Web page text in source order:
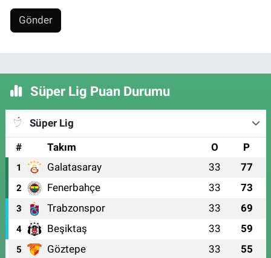
Gönder
Süper Lig Puan Durumu
Süper Lig
#
Takım O P
1 Galatasaray 33 77
2 Fenerbahçe 33 73
3 Trabzonspor 33 69
4 Beşiktaş 33 59
5 Göztepe 33 55